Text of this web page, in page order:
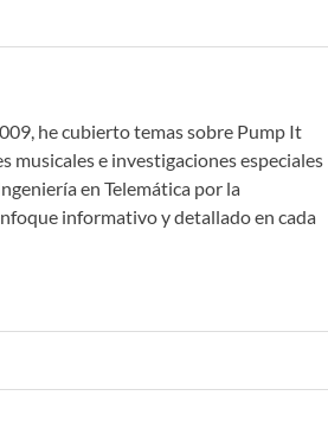
he cubierto temas sobre Pump It
musicales e investigaciones especiales
en Telemática por la
informativo y detallado en cada